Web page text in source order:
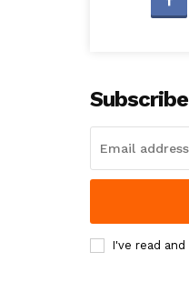
Subscribe
I've read